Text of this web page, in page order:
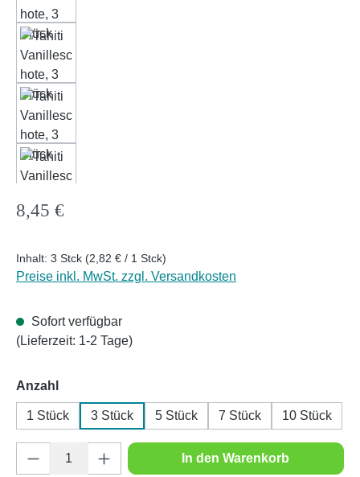
Regulärer Preis:
8,45 €
Inhalt: 3 Stck (2,82 € / 1 Stck)
Preise inkl. MwSt. zzgl. Versandkosten
Sofort verfügbar
(Lieferzeit: 1-2 Tage)
Anzahl auswählen
1 Stück 3 Stück 5 Stück 7 Stück 10 Stück
Produkt Anzahl: Gib den gewünschten
In den Warenkorb